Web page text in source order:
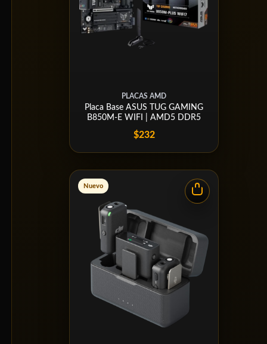
PLACAS AMD
Placa Base ASUS TUG GAMING
B850M-E WIFI | AMD5 DDR5
$232
Nuevo